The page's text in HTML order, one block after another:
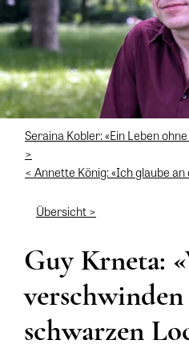
Seraina Kobler: «Ein Leben
>
< Annette König: «Ich glaube
Übersicht >
Guy Krneta:
schwarzen